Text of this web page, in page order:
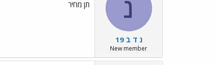
נ
נ ד ב 19
New member
תן מחיר